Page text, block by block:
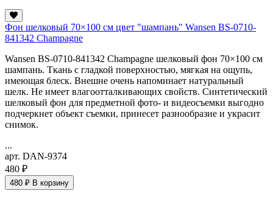
Фон шелковый 70×100 см цвет "шампань" Wansen BS-0710-
841342 Champagne
Wansen BS-0710-841342 Champagne шелковый фон 70×100 см
шампань. Ткань с гладкой поверхностью, мягкая на ощупь,
имеющая блеск. Внешне очень напоминает натуральный
шелк. Не имеет влагоотталкивающих свойств. Синтетический
шелковый фон для предметной фото- и видеосъемки выгодно
подчеркнет объект съемки, принесет разнообразие и украсит
снимок.
...
арт. DAN-9374
480 ₽
480 ₽ В корзину